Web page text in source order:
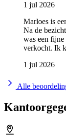
1 jul 2026
Marloes is
Na de
was een
verkocht. Ik
1 jul 2026
Alle